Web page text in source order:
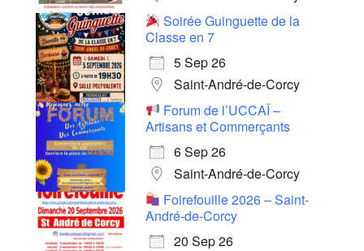
Soirée Guinguette de la
Classe en 7
5 Sep 26
Saint-André-de-Corcy
Forum de l’UCCAÏ –
Artisans et Commerçants
6 Sep 26
Saint-André-de-Corcy
Foirefouille 2026 – Saint-
André-de-Corcy
20 Sep 26